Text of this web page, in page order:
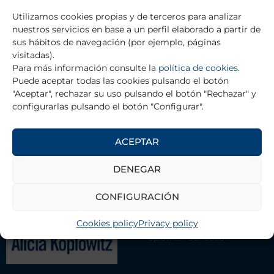
Utilizamos cookies propias y de terceros para analizar
nuestros servicios en base a un perfil elaborado a partir de
sus hábitos de navegación (por ejemplo, páginas
visitadas).
Para más información consulte la política de cookies.
Puede aceptar todas las cookies pulsando el botón
"Aceptar", rechazar su uso pulsando el botón "Rechazar" y
configurarlas pulsando el botón "Configurar".
ACEPTAR
DENEGAR
CONFIGURACIÓN
Cookies policyPrivacy policy
Prev
PREVIOUS
Alejandra Ana García Rosales
NEXT
Astrid Morer Liñán
RETURN TO TRAINING GRANTS
THE FOUNDATION
Contact
Association of Scientists Alicia
Koplowitz Foundation